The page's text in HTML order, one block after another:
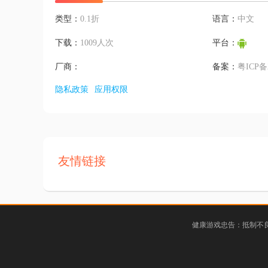
类型： 0.1折 语言： 中文
下载： 1009人次 平台：
厂商： 备案：粤ICP
隐私政策 应用权限
友情链接
健康游戏忠告：抵制